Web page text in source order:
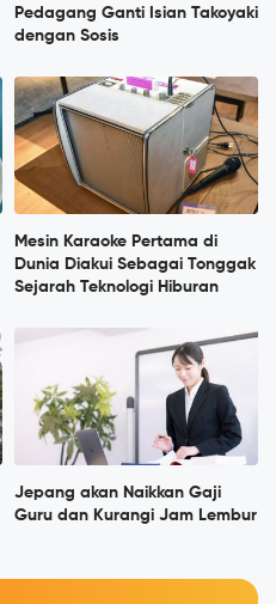
Pedagang Ganti Isian Takoyaki
dengan Sosis
Mesin Karaoke Pertama di
Dunia Diakui Sebagai Tonggak
Sejarah Teknologi Hiburan
Jepang akan Naikkan Gaji
Guru dan Kurangi Jam Lembur